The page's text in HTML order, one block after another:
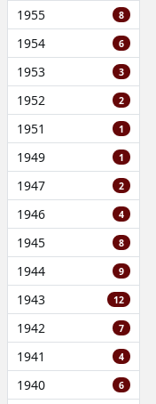
1955 8
1954 6
1953 3
1952 2
1951 1
1949 1
1947 2
1946 4
1945 8
1944 9
1943 12
1942 7
1941 4
1940 6